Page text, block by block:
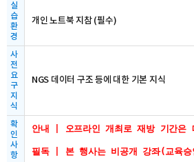
실
습
환
경
개인 노트북 지참 (필수)
사
전
요
구
지
식
NGS 데이터 구조 등에 대한 기본 지식
확
인
사
항
안내 | 오프라인 개최로 재방 기간은